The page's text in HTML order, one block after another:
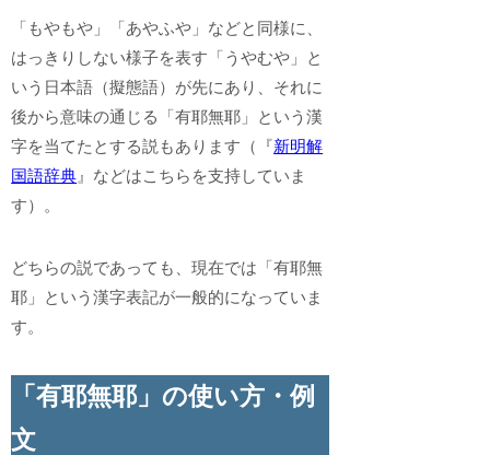
「もやもや」「あやふや」などと同様に、
はっきりしない様子を表す「うやむや」と
いう日本語（擬態語）が先にあり、それに
後から意味の通じる「有耶無耶」という漢
字を当てたとする説もあります（『新明解
国語辞典 』などはこちらを支持していま
す）。
どちらの説であっても、現在では「有耶無
耶」という漢字表記が一般的になっていま
す。
「有耶無耶」の使い方・例
文